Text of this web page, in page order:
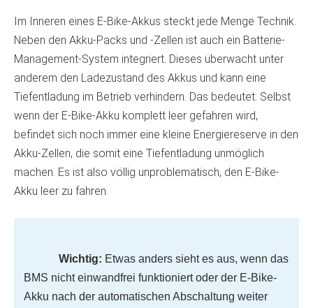
Im Inneren eines E-Bike-Akkus steckt jede Menge Technik.
Neben den Akku-Packs und -Zellen ist auch ein Batterie-
Management-System integriert. Dieses überwacht unter
anderem den Ladezustand des Akkus und kann eine
Tiefentladung im Betrieb verhindern. Das bedeutet: Selbst
wenn der E-Bike-Akku komplett leer gefahren wird,
befindet sich noch immer eine kleine Energiereserve in den
Akku-Zellen, die somit eine Tiefentladung unmöglich
machen. Es ist also völlig unproblematisch, den E-Bike-
Akku leer zu fahren.
Wichtig: Etwas anders sieht es aus, wenn das
BMS nicht einwandfrei funktioniert oder der E-Bike-
Akku nach der automatischen Abschaltung weiter